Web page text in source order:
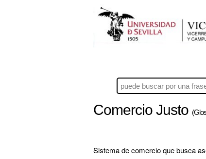
Comercio Justo
Sistema de comercio que busca